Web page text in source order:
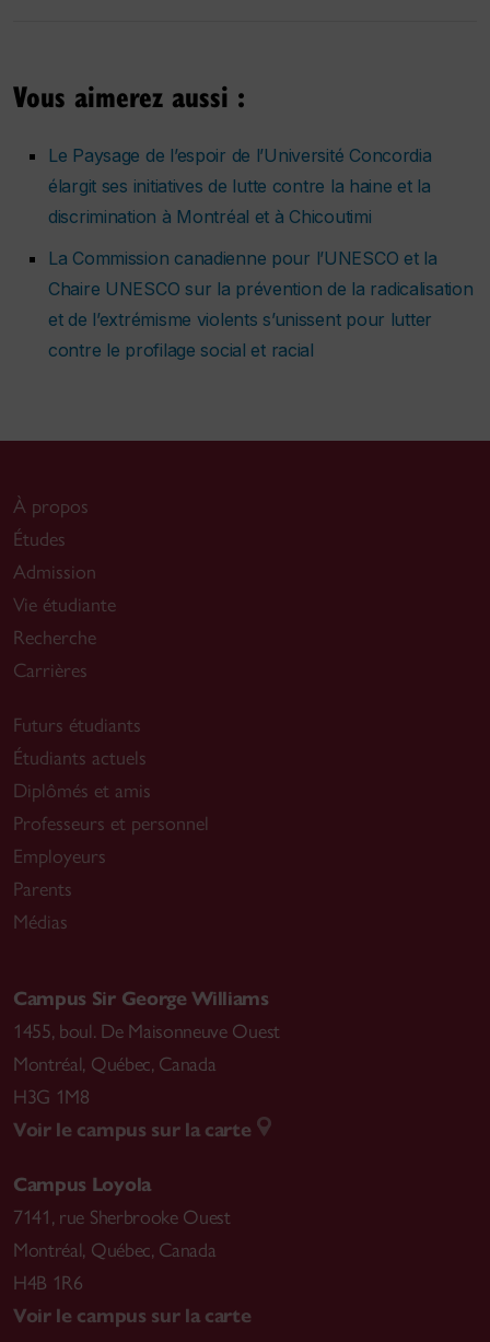
Vous aimerez aussi :
Le Paysage de l’espoir de l’Université Concordia
élargit ses initiatives de lutte contre la haine et la
discrimination à Montréal et à Chicoutimi
La Commission canadienne pour l’UNESCO et la
Chaire UNESCO sur la prévention de la radicalisation
et de l’extrémisme violents s’unissent pour lutter
contre le profilage social et racial
À propos
Études
Admission
Vie étudiante
Recherche
Carrières
Futurs étudiants
Étudiants actuels
Diplômés et amis
Professeurs et personnel
Employeurs
Parents
Médias
Campus Sir George Williams
1455, boul. De Maisonneuve Ouest
Montréal, Québec, Canada
H3G 1M8
Voir le campus sur la carte
Campus Loyola
7141, rue Sherbrooke Ouest
Montréal, Québec, Canada
H4B 1R6
Voir le campus sur la carte